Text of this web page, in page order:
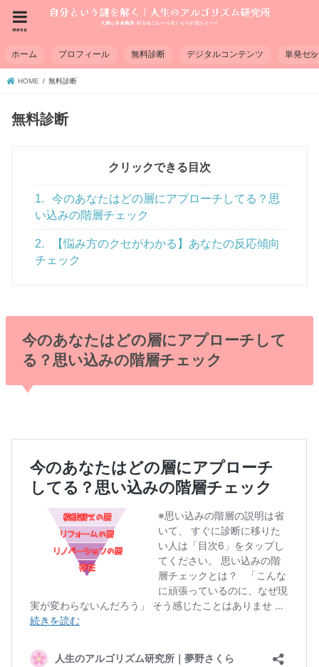
menu
ホーム プロフィール 無料診断 デジタルコンテンツ 単発セ
HOME 無料診断
無料診断
クリックできる目次
1.
今のあなたはどの層にアプローチしてる？思
い込みの階層チェック
2.
【悩み方のクセがわかる】あなたの反応傾向
チェック
今のあなたはどの層にアプローチして
る？思い込みの階層チェック